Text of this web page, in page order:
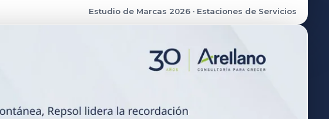
Estudio de Marcas 2026 · Estaciones de Servicios